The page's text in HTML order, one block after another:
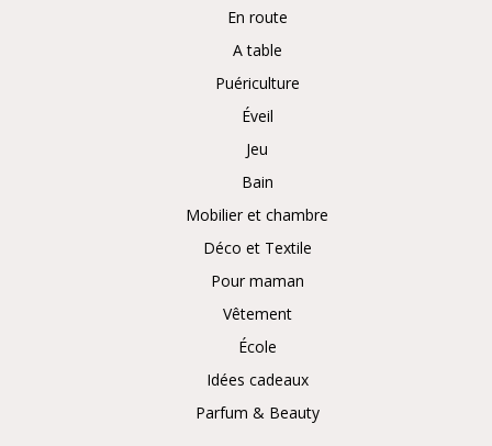
En route
A table
Puériculture
Éveil
Jeu
Bain
Mobilier et chambre
Déco et Textile
Pour maman
Vêtement
École
Idées cadeaux
Parfum & Beauty